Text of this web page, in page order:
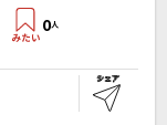
0人